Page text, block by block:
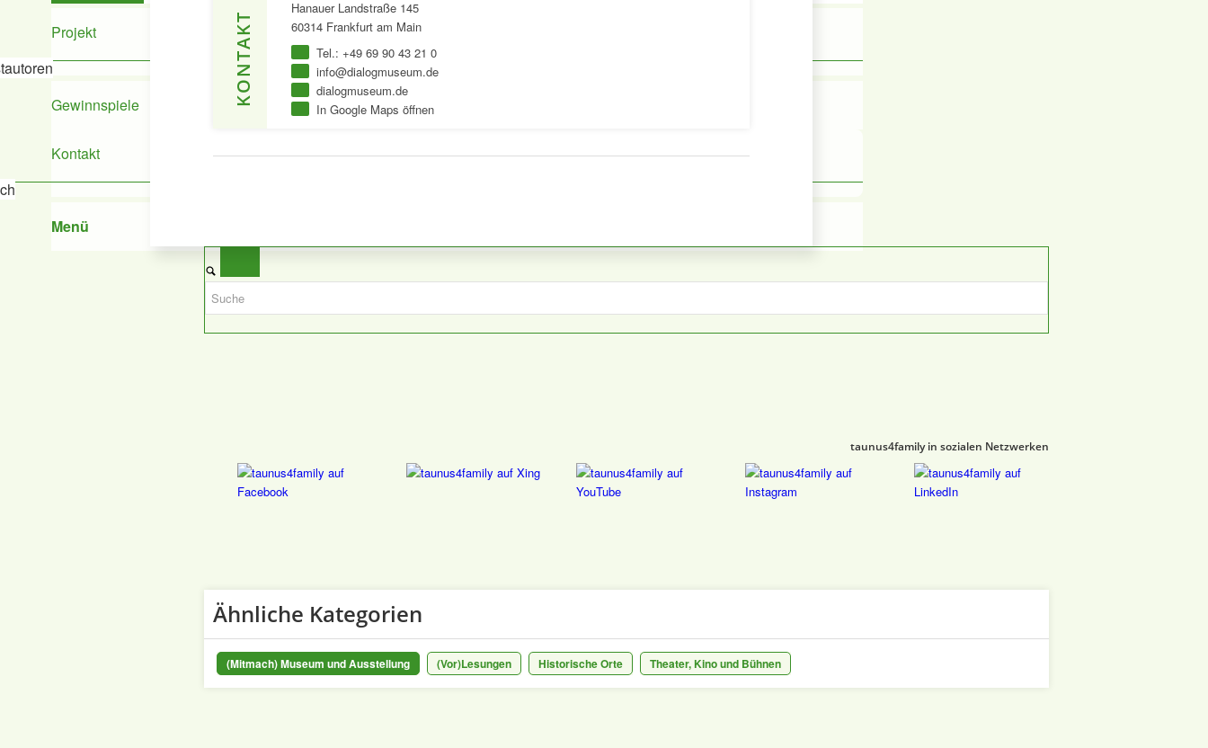
Projekt
Gewinnspiele
Kontakt
Menü
KONTAKT
Hanauer Landstraße 145
60314 Frankfurt am Main
Tel.: +49 69 90 43 21 0
info@dialogmuseum.de
dialogmuseum.de
In Google Maps öffnen
taunus4family in sozialen Netzwerken
Ähnliche Kategorien
(Mitmach) Museum und Ausstellung (Vor)Lesungen Historische Orte Theater, Kino und Bühnen